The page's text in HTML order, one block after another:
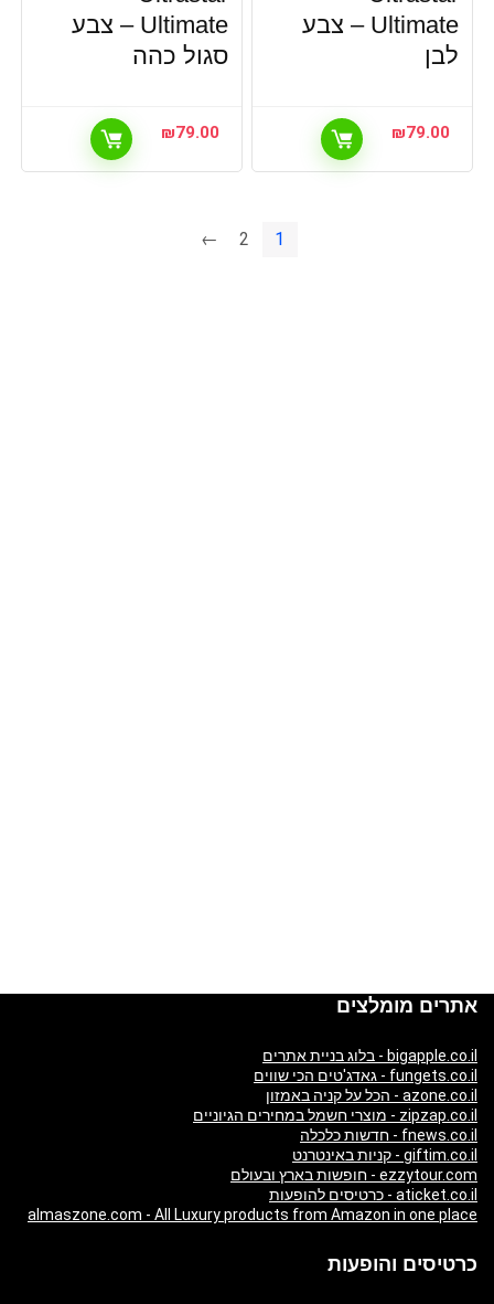
Ultimate – צבע
לבן
₪79.00
Ultimate – צבע
סגול כהה
₪79.00
1
2
←
אתרים מומלצים
bigapple.co.il - בלוג בניית אתרים
fungets.co.il - גאדג'טים הכי שווים
azone.co.il - הכל על קניה באמזון
zipzap.co.il - מוצרי חשמל במחירים הגיוניים
fnews.co.il - חדשות כלכלה
giftim.co.il - קניות באינטרנט
ezzytour.com - חופשות בארץ ובעולם
aticket.co.il - כרטיסים להופעות
almaszone.com - All Luxury products from Amazon in one place
כרטיסים והופעות